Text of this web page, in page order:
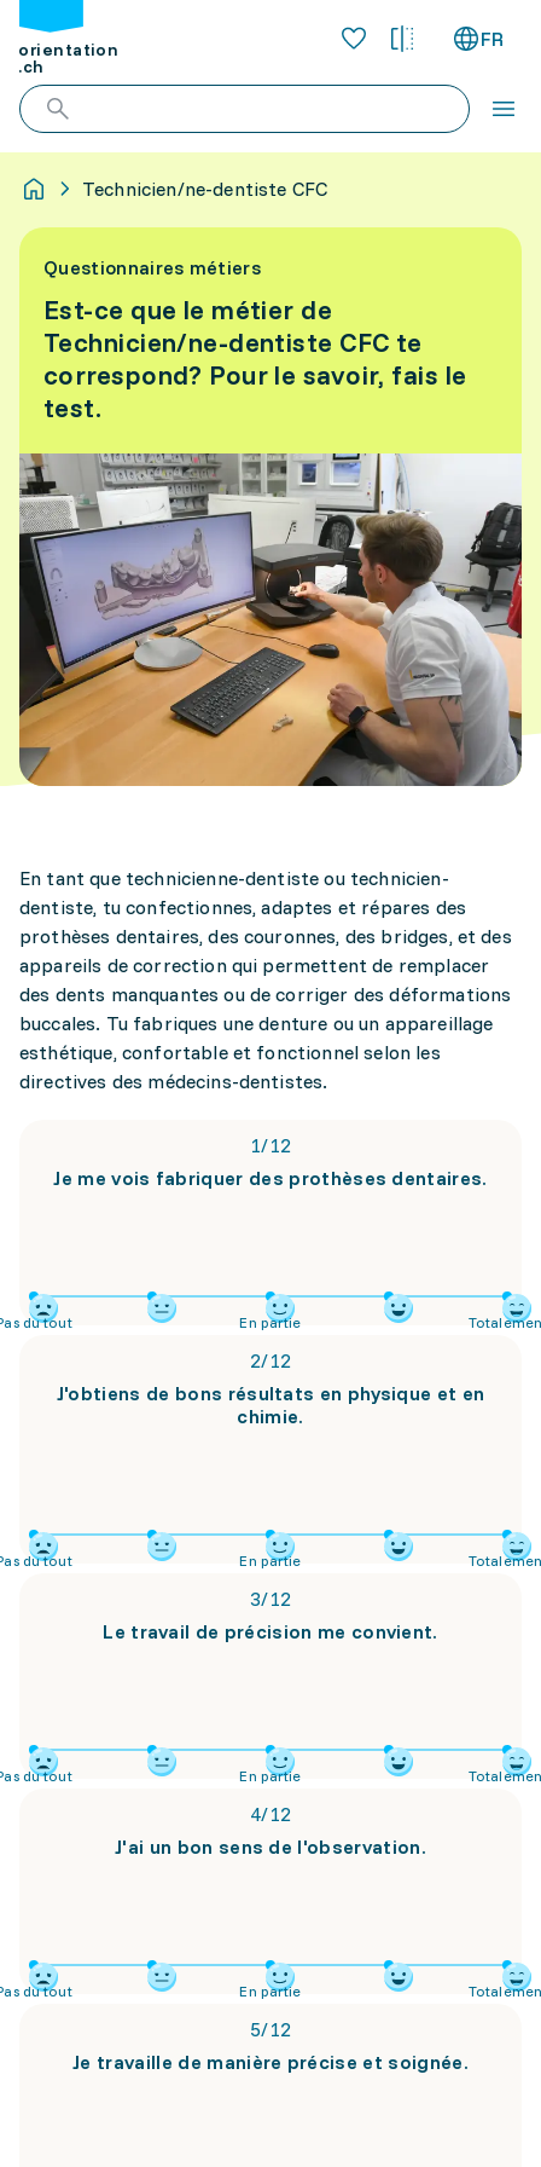
orientation
.ch
FR
Technicien/ne-dentiste CFC
Questionnaires métiers
Est-ce que le métier de
Technicien/ne-dentiste CFC te
correspond? Pour le savoir, fais le
test.
En tant que technicienne-dentiste ou technicien-
dentiste, tu confectionnes, adaptes et répares des
prothèses dentaires, des couronnes, des bridges, et des
appareils de correction qui permettent de remplacer
des dents manquantes ou de corriger des déformations
buccales. Tu fabriques une denture ou un appareillage
esthétique, confortable et fonctionnel selon les
directives des médecins-dentistes.
1/12
Je me vois fabriquer des prothèses dentaires.
du tout En partie
2/12
J'obtiens de bons résultats en physique et en
chimie.
du tout En partie
3/12
Le travail de précision me convient.
du tout En partie
4/12
J'ai un bon sens de l'observation.
du tout En partie
5/12
Je travaille de manière précise et soignée.